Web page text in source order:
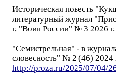
Историческая повесть
литературный журнал
г, "Воин России" № 3 2026 г.
"Семистрельная" - в
словесность" № 2 (46) 2024
http://proza.ru/2025/07/04/